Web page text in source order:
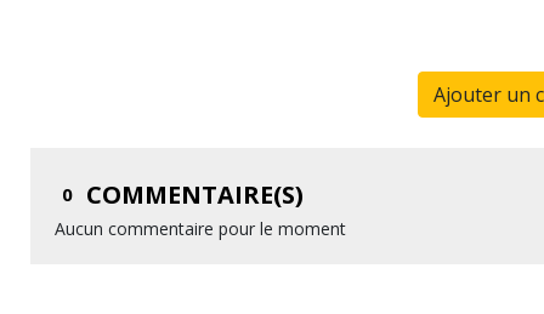
Ajouter un
0 COMMENTAIRE(S)
Aucun commentaire pour le moment